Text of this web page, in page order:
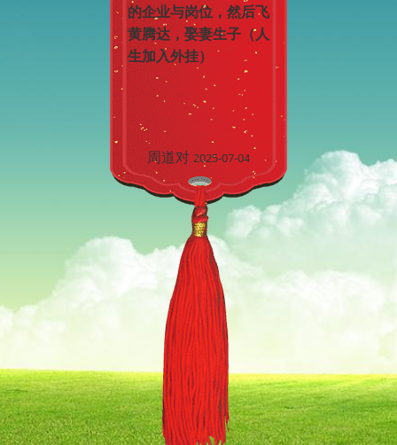
的企业与岗位，然后飞
黄腾达，娶妻生子（人
生加入外挂）
周道对 2025-07-04